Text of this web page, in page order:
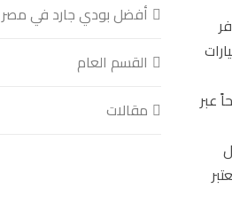
عبر
أفضل بودي جارد في مصر
القسم العام
مقالات